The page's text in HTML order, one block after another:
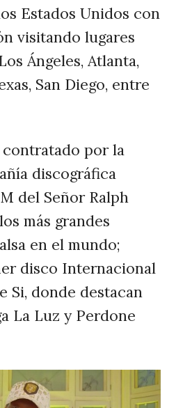
Estados Unidos con
visitando lugares
Ángeles, Atlanta,
San Diego, entre
contratado por la
discográfica
del Señor Ralph
más grandes
en el mundo;
disco Internacional
Si, donde destacan
La Luz y Perdone